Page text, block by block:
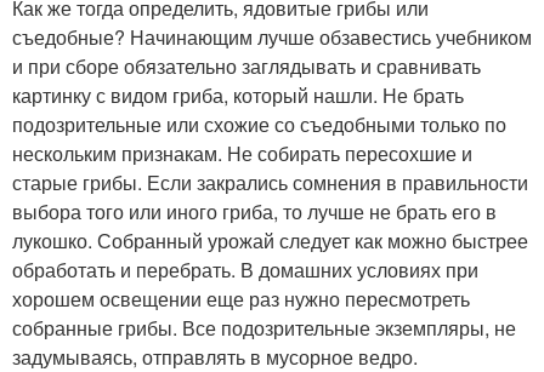
Как же тогда определить, ядовитые грибы или
съедобные? Начинающим лучше обзавестись учебником
и при сборе обязательно заглядывать и сравнивать
картинку с видом гриба, который нашли. Не брать
подозрительные или схожие со съедобными только по
нескольким признакам. Не собирать пересохшие и
старые грибы. Если закрались сомнения в правильности
выбора того или иного гриба, то лучше не брать его в
лукошко. Собранный урожай следует как можно быстрее
обработать и перебрать. В домашних условиях при
хорошем освещении еще раз нужно пересмотреть
собранные грибы. Все подозрительные экземпляры, не
задумываясь, отправлять в мусорное ведро.